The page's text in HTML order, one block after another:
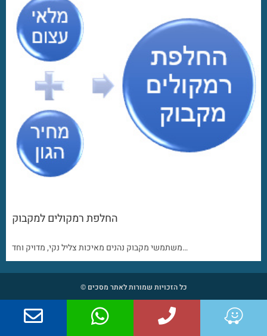
החלפת רמקולים למקבוק
משתמשי מקבוק נהנים מאיכות צליל נקי, מדויק וחד…
כל הזכויות שמורות לאתר מסכים ©